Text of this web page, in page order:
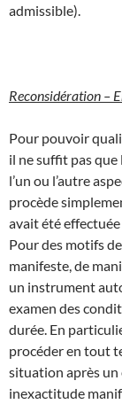
admissible).
Reconsidération –
Pour pouvoir
il ne suffit pas que
l’un ou l’autre
procède
avait été effectuée
Pour des motifs
manifeste, de
un instrument
examen des
durée. En
procéder en tout
situation après un
inexactitude